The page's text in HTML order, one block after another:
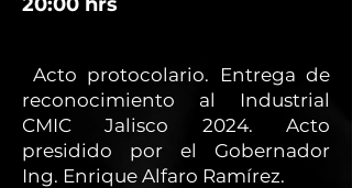
Acto protocolario. Entrega de
reconocimiento al Industrial
CMIC Jalisco 2024. Acto
presidido por el Gobernador
Ing. Enrique Alfaro Ramírez.